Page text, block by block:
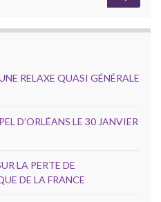
RELAXE QUASI GÉNÉRALE
D’ORLÉANS LE 30 JANVIER
LA PERTE DE
DE LA FRANCE